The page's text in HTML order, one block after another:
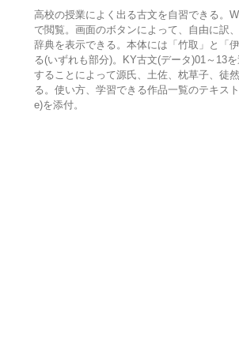
高校の授業によく出る古文を自習できる。
で閲覧。画面のボタンによって、自由に訳
辞典を表示できる。本体には「竹取」と「
る(いずれも部分)。KY古文(データ)01～13
することによって源氏、土佐、枕草子、徒
る。使い方、学習できる作品一覧のテキス
e)を添付。